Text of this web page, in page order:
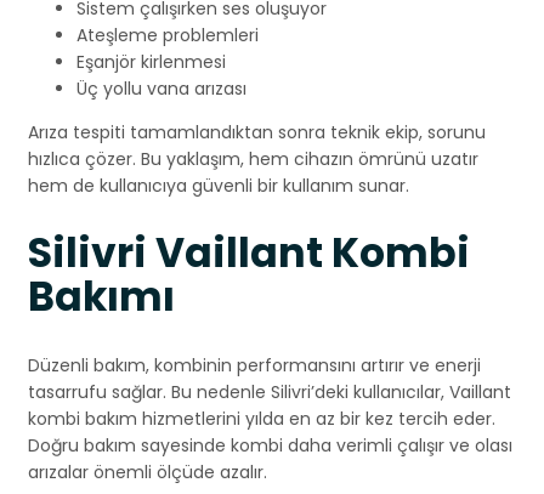
Sistem çalışırken ses oluşuyor
Ateşleme problemleri
Eşanjör kirlenmesi
Üç yollu vana arızası
Arıza tespiti tamamlandıktan sonra teknik ekip, sorunu
hızlıca çözer. Bu yaklaşım, hem cihazın ömrünü uzatır
hem de kullanıcıya güvenli bir kullanım sunar.
Silivri Vaillant Kombi
Bakımı
Düzenli bakım, kombinin performansını artırır ve enerji
tasarrufu sağlar. Bu nedenle Silivri’deki kullanıcılar, Vaillant
kombi bakım hizmetlerini yılda en az bir kez tercih eder.
Doğru bakım sayesinde kombi daha verimli çalışır ve olası
arızalar önemli ölçüde azalır.